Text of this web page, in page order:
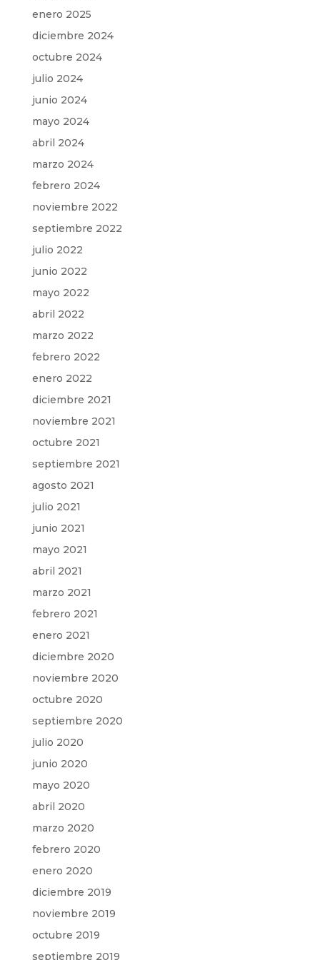
enero 2025
diciembre 2024
octubre 2024
julio 2024
junio 2024
mayo 2024
abril 2024
marzo 2024
febrero 2024
noviembre 2022
septiembre 2022
julio 2022
junio 2022
mayo 2022
abril 2022
marzo 2022
febrero 2022
enero 2022
diciembre 2021
noviembre 2021
octubre 2021
septiembre 2021
agosto 2021
julio 2021
junio 2021
mayo 2021
abril 2021
marzo 2021
febrero 2021
enero 2021
diciembre 2020
noviembre 2020
octubre 2020
septiembre 2020
julio 2020
junio 2020
mayo 2020
abril 2020
marzo 2020
febrero 2020
enero 2020
diciembre 2019
noviembre 2019
octubre 2019
septiembre 2019